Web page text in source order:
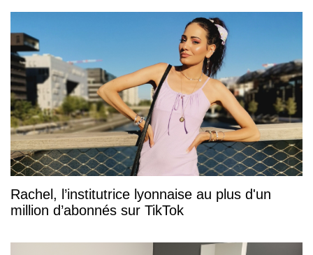
Rachel, l’institutrice lyonnaise au plus d'un
million d’abonnés sur TikTok